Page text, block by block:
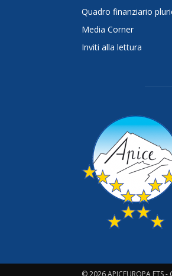
Quadro finanziario
Media Corner
Inviti alla lettura
© 2026 APICEUROPA